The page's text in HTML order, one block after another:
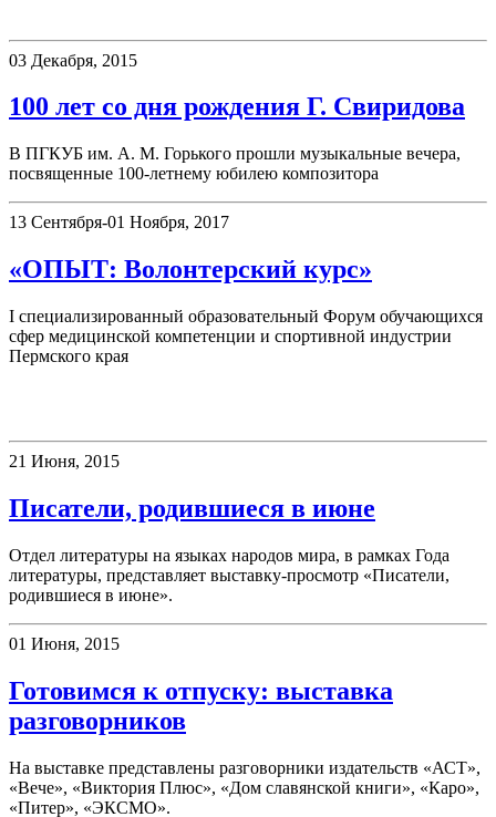
03 Декабря, 2015
100 лет со дня рождения Г. Свиридова
В ПГКУБ им. А. М. Горького прошли музыкальные вечера,
посвященные 100-летнему юбилею композитора
13 Сентября-01 Ноября, 2017
«ОПЫТ: Волонтерский курс»
I специализированный образовательный Форум обучающихся
сфер медицинской компетенции и спортивной индустрии
Пермского края
21 Июня, 2015
Писатели, родившиеся в июне
Отдел литературы на языках народов мира, в рамках Года
литературы, представляет выставку-просмотр «Писатели,
родившиеся в июне».
01 Июня, 2015
Готовимся к отпуску: выставка
разговорников
На выставке представлены разговорники издательств «АСТ»,
«Вече», «Виктория Плюс», «Дом славянской книги», «Каро»,
«Питер», «ЭКСМО».